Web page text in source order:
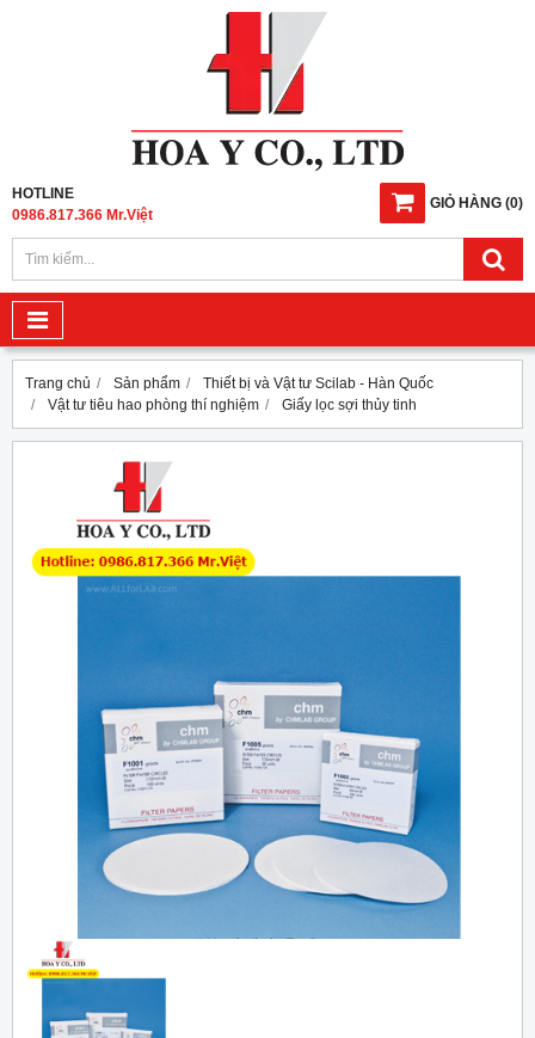
GIỎ HÀNG (0)
HOTLINE
0986.817.366 Mr.Việt
Trang chủ Sản phẩm
Thiết bị và Vật tư Scilab - Hàn Quốc
Vật tư tiêu hao phòng thí nghiệm
Giấy lọc sợi thủy tinh